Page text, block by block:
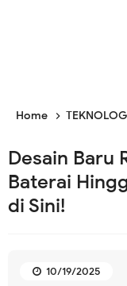
Home
Desain Baru
Baterai
di Sini!
10/19/2025